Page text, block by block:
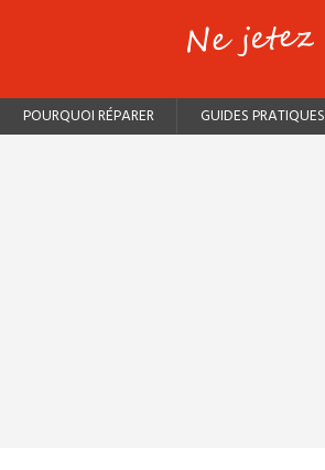
POURQUOI RÉPARER GUIDES PRATIQUES